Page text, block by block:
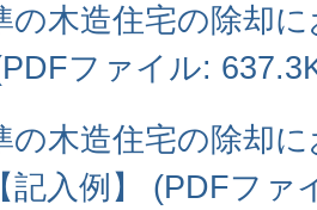
の木造住宅の除却
ファイル:
の木造住宅の除却
記入例】 (PDFファ